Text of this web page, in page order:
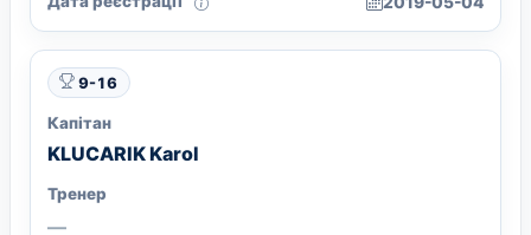
9-16
Капітан
KLUCARIK Karol
Тренер
—